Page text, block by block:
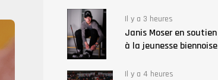
Il y a 3 heures
Janis Moser en soutien
à la jeunesse biennoise
Il y a 4 heures